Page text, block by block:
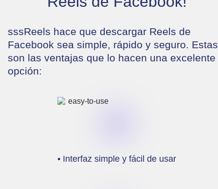
sssReels hace que descargar Reels de
Facebook sea simple, rápido y seguro. Estas
son las ventajas que lo hacen una excelente
opción:
• Interfaz simple y fácil de usar